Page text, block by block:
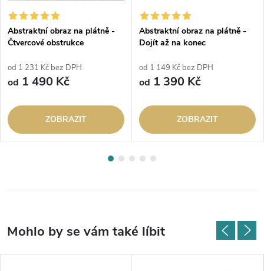
Abstraktní obraz na plátně -
Čtvercové obstrukce
od 1 231 Kč bez DPH
od 1 490 Kč
ZOBRAZIT
Abstraktní obraz na plátně -
Dojít až na konec
od 1 149 Kč bez DPH
od 1 390 Kč
ZOBRAZIT